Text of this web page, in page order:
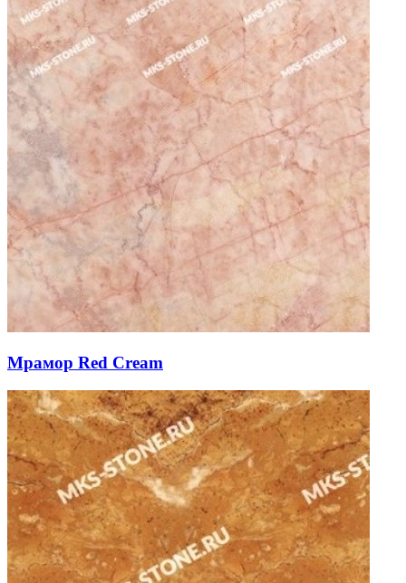
Мрамор Red Cream